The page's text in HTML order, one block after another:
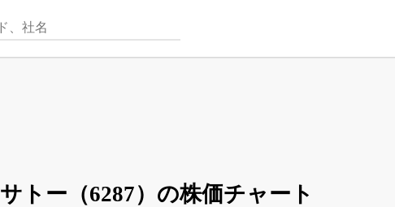
サトー（6287）の株価チャート